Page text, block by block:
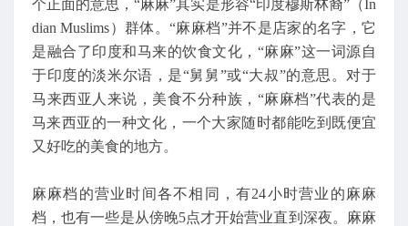
个正面的意思，“麻麻”其实是形容“印度穆斯林裔”（In
dian Muslims）群体。“麻麻档”并不是店家的名字，它
是融合了印度和马来的饮食文化，“麻麻”这一词源自
于印度的淡米尔语，是“舅舅”或“大叔”的意思。对于
马来西亚人来说，美食不分种族，“麻麻档”代表的是
马来西亚的一种文化，一个大家随时都能吃到既便宜
又好吃的美食的地方。
麻麻档的营业时间各不相同，有24小时营业的麻麻
档，也有一些是从傍晚5点才开始营业直到深夜。麻麻